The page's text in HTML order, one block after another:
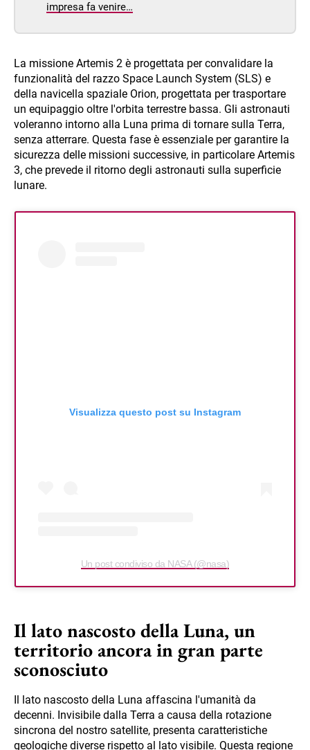
impresa fa venire…
La missione Artemis 2 è progettata per convalidare la
funzionalità del razzo Space Launch System (SLS) e
della navicella spaziale Orion, progettata per trasportare
un equipaggio oltre l'orbita terrestre bassa. Gli astronauti
voleranno intorno alla Luna prima di tornare sulla Terra,
senza atterrare. Questa fase è essenziale per garantire la
sicurezza delle missioni successive, in particolare Artemis
3, che prevede il ritorno degli astronauti sulla superficie
lunare.
Visualizza questo post su Instagram
Un post condiviso da NASA (@nasa)
Il lato nascosto della Luna, un
territorio ancora in gran parte
sconosciuto
Il lato nascosto della Luna affascina l'umanità da
decenni. Invisibile dalla Terra a causa della rotazione
sincrona del nostro satellite, presenta caratteristiche
geologiche diverse rispetto al lato visibile. Questa regione